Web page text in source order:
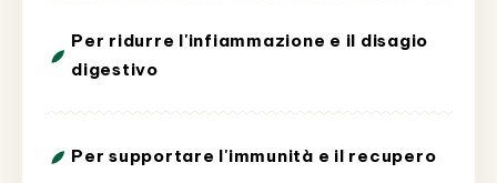
Per ridurre l'infiammazione e il disagio
digestivo
Per supportare l'immunità e il recupero